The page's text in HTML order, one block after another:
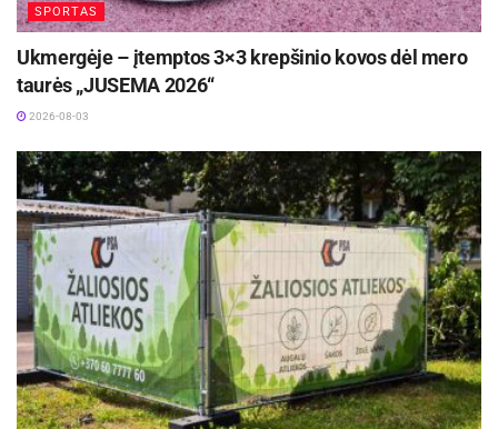
SPORTAS
Ukmergėje – įtemptos 3×3 krepšinio kovos dėl mero
taurės „JUSEMA 2026“
2026-08-03